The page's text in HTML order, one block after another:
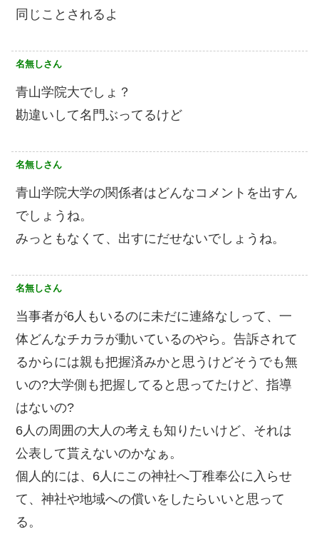
同じことされるよ
名無しさん
青山学院大でしょ？
勘違いして名門ぶってるけど
名無しさん
青山学院大学の関係者はどんなコメントを出すん
でしょうね。
みっともなくて、出すにだせないでしょうね。
名無しさん
当事者が6人もいるのに未だに連絡なしって、一
体どんなチカラが動いているのやら。告訴されて
るからには親も把握済みかと思うけどそうでも無
いの?大学側も把握してると思ってたけど、指導
はないの?
6人の周囲の大人の考えも知りたいけど、それは
公表して貰えないのかなぁ。
個人的には、6人にこの神社へ丁稚奉公に入らせ
て、神社や地域への償いをしたらいいと思って
る。